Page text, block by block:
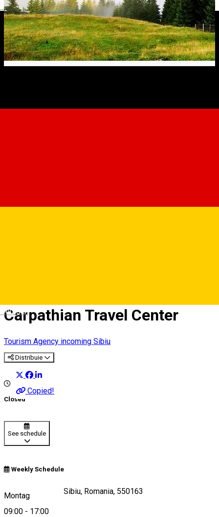
English
Deutsch
Carpathian Travel Center
Tourism Agency incoming Sibiu
Distribuie
Copied!
Closed
See schedule
Weekly Schedule
Montag
09:00 - 17:00
Piata Mare nr 12, Sibiu, Romania, 550163